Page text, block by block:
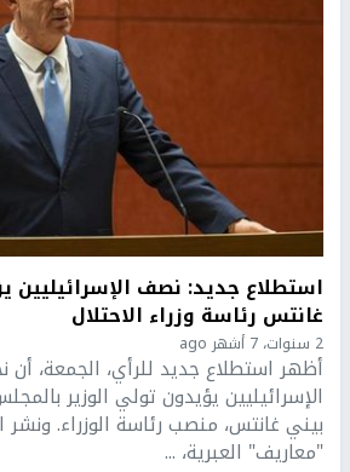
استطلاع جديد: نصف الإسرائيليين
غانتس رئاسة وزراء الاحتلال
2 سنوات، 7 أشهر ago
أظهر استطلاع جديد للرأي، الجمعة،
الإسرائيليين يؤيدون تولي الوزير
بيني غانتس، منصب رئاسة الوزراء.
"معاريف" العبرية، ...